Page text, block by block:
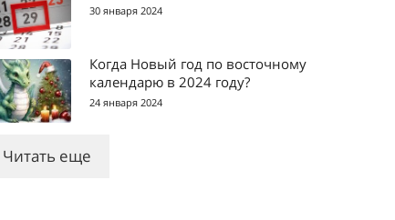
30 января 2024
Когда Новый год по восточному
календарю в 2024 году?
24 января 2024
Читать еще